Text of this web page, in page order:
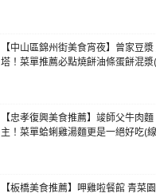
【中山區錦州街美食宵夜】曾家豆
塔！菜單推薦必點燒餅油條蛋餅混
【忠孝復興美食推薦】竣師父牛肉
主！菜單蛤蜊雞湯麵更是一絕好吃(
【板橋美食推薦】呷雞啦餐館 青菜